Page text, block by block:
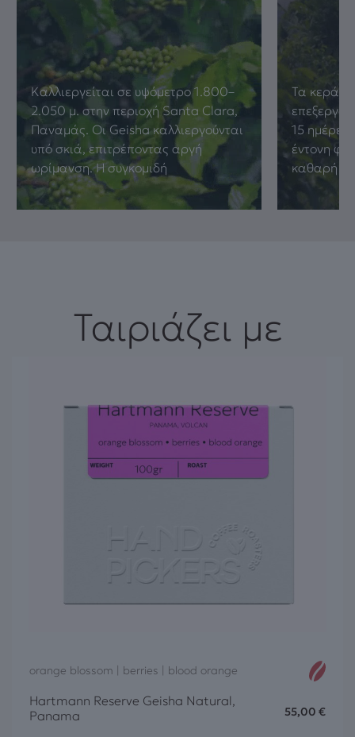
Καλλιεργείται σε υψόμετρο 1.800–
2.050 μ. στην περιοχή Santa Clara,
Παναμάς. Οι Geisha καλλιεργούνται
υπό σκιά, επιτρέποντας αργή
ωρίμανση. Η συγκομιδή
Τα
15
έντονη
καθαρή
Ταιριάζει με
orange blossom | berries | blood orange
Hartmann Reserve Geisha Natural,
Panama
55,00 €